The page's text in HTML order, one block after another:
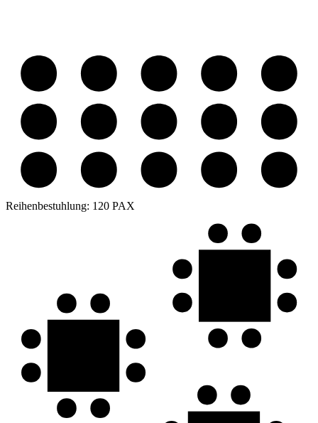
Reihenbestuhlung: 120 PAX